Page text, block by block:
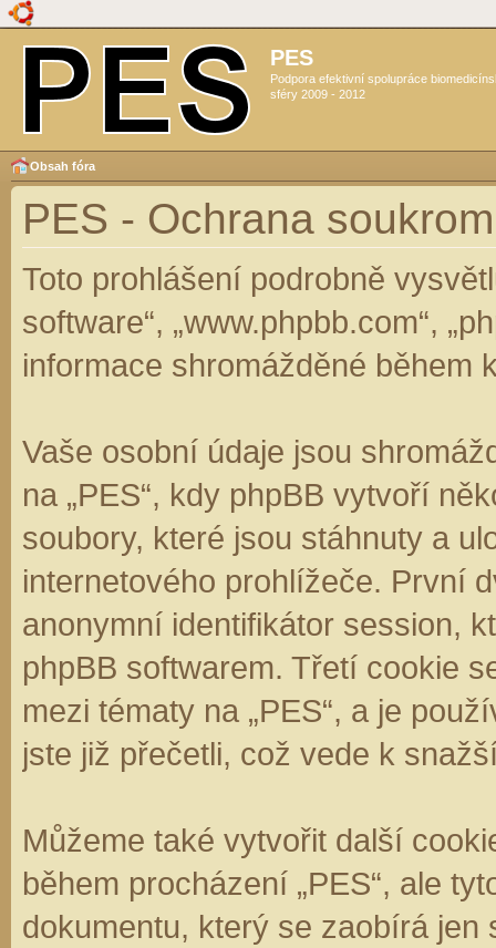
PES
Podpora efektivní spolupráce
sféry 2009 - 2012
Obsah fóra
PES - Ochrana
Toto prohlášení podrobně
software“, „www.phpbb.com“,
informace shromážděné během
Vaše osobní údaje jsou
na „PES“, kdy phpBB vytvoří
soubory, které jsou stáhnuty a
internetového prohlížeče. První
anonymní identifikátor session,
phpBB softwarem. Třetí cookie
mezi tématy na „PES“, a je
jste již přečetli, což vede k
Můžeme také vytvořit další
během procházení „PES“, ale
dokumentu, který se zaobírá jen